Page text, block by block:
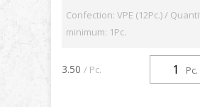
Confection: VPE (12Pc.) /
minimum: 1Pc.
Pc.
3.50 / Pc.